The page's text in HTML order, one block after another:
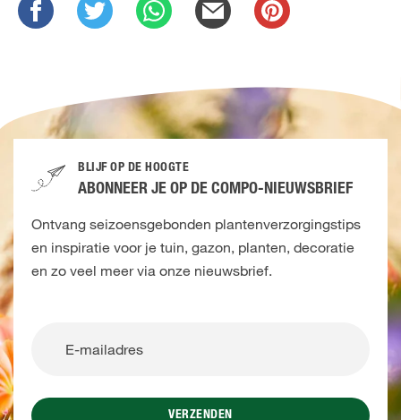
BLIJF OP DE HOOGTE
ABONNEER JE OP DE COMPO-NIEUWSBRIEF
Ontvang seizoensgebonden plantenverzorgingstips
en inspiratie voor je tuin, gazon, planten, decoratie
en zo veel meer via onze nieuwsbrief.
VERZENDEN